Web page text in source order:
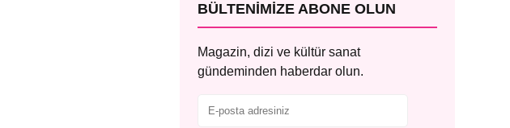
BÜLTENIMIZE ABONE OLUN
Magazin, dizi ve kültür sanat
gündeminden haberdar olun.